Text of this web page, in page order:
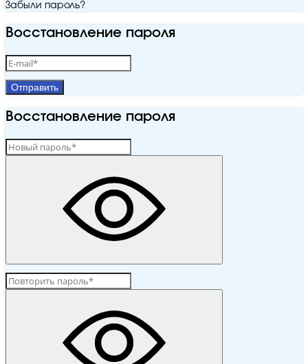
Забыли пароль?
Восстановление пароля
Отправить
Восстановление пароля